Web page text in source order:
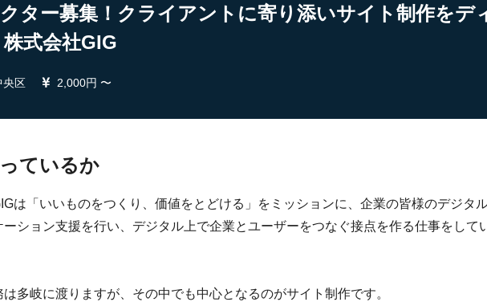
ター募集！クライアントに寄り添いサイト制作をデ
式会社GIG
央区 2,000円 〜
ているか
は「いいものをつくり、価値をとどける」をミッションに、企業の皆様のデジタ
ーション支援を行い、デジタル上で企業とユーザーをつなぐ接点を作る仕事をして
多岐に渡りますが、その中でも中心となるのがサイト制作です。